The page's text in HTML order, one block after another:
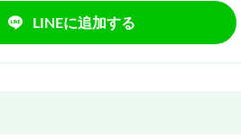
LINEに追加する